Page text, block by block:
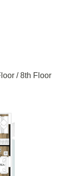
/ 8th Floor